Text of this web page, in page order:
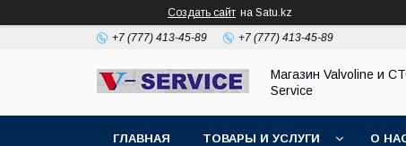
Создать сайт на Satu.kz
+7 (777) 413-45-89 +7 (777) 413-45-89
Магазин Valvoline и
Service
ГЛАВНАЯ ТОВАРЫ И УСЛУГИ О